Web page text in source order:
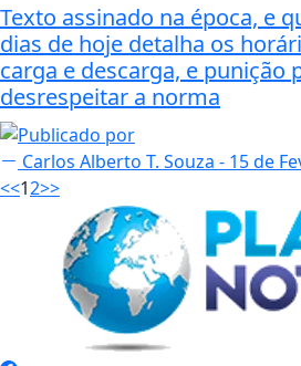
Texto assinado na época, e
dias de hoje detalha os
carga e descarga, e punição
desrespeitar a norma
Carlos Alberto T. Souza - 15 de
<<12>>